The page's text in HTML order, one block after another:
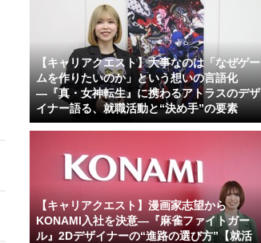
【キャリアクエスト】大事なのは「なぜゲー
ムを作りたいのか」という想いの言語化
―『真・女神転生』に携わるアトラスのデザ
イナー語る、就職活動と“決め手”の要素
【キャリアクエスト】漫画家志望から
KONAMI入社を決意―『麻雀ファイトガー
ル』2Dデザイナーの“進路の選び方”【就活